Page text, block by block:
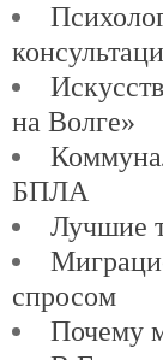
на Волге»
БПЛА
Лучшие
спросом
Почему